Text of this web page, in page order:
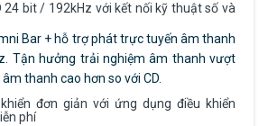
24 bit / 192kHz với kết nối kỹ thuật số và
Bar + hỗ trợ phát trực tuyến âm thanh
Tận hưởng trải nghiệm âm thanh vượt
thanh cao hơn so với CD.
đơn giản với ứng dụng điều khiển
phí